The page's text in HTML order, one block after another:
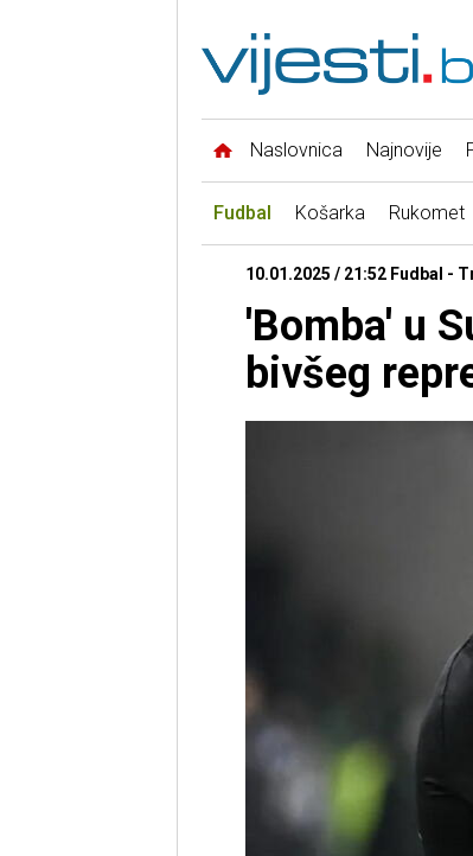
Naslovnica Najnovije
Fudbal Košarka Rukomet
10.01.2025 / 21:52 Fudbal -
'Bomba' u
bivšeg